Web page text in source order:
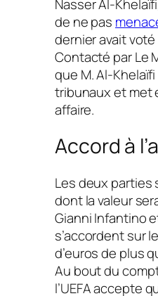
Nasser Al-
de ne pas
dernier avait
Contacté parLe
que M. Al-
tribunaux et met
affaire.
Accord à
Les deux parties
dont la valeur
Gianni Infantino
s’accordent sur
d’euros de plus
Au bout du
l’UEFA accepte